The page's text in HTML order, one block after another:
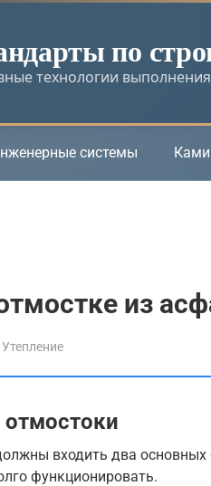
по
технологии
системы
из
Утепление
отмостоки
входить два
функционировать.